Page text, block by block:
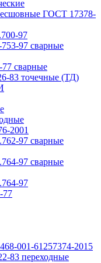
ГОСТ 17378-
97
97 сварные
сварные
83 точечные (ТД)
2001
97 сварные
97 сварные
97
77
001-61257374-2015
83 переходные